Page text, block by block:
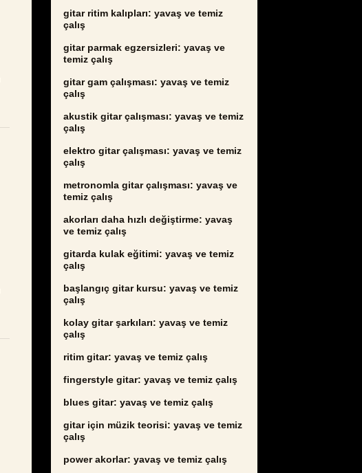
gitar ritim kalıpları: yavaş ve temiz
çalış
gitar parmak egzersizleri: yavaş ve
temiz çalış
gitar gam çalışması: yavaş ve temiz
çalış
akustik gitar çalışması: yavaş ve temiz
çalış
elektro gitar çalışması: yavaş ve temiz
çalış
metronomla gitar çalışması: yavaş ve
temiz çalış
akorları daha hızlı değiştirme: yavaş
ve temiz çalış
gitarda kulak eğitimi: yavaş ve temiz
çalış
başlangıç gitar kursu: yavaş ve temiz
çalış
kolay gitar şarkıları: yavaş ve temiz
çalış
ritim gitar: yavaş ve temiz çalış
fingerstyle gitar: yavaş ve temiz çalış
blues gitar: yavaş ve temiz çalış
gitar için müzik teorisi: yavaş ve temiz
çalış
power akorlar: yavaş ve temiz çalış